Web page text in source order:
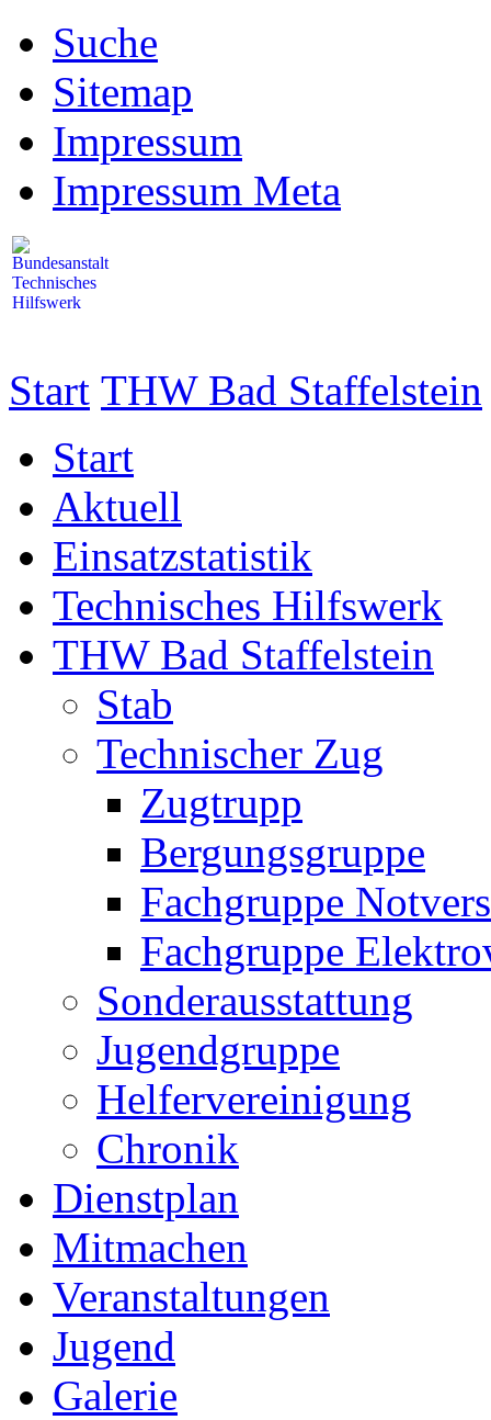
Suche
Sitemap
Impressum
Impressum Meta
Start THW Bad Staffelstein
Start
Aktuell
Einsatzstatistik
Technisches Hilfswerk
THW Bad Staffelstein
Stab
Technischer Zug
Zugtrupp
Bergungsgruppe
Fachgruppe
Fachgruppe
Sonderausstattung
Jugendgruppe
Helfervereinigung
Chronik
Dienstplan
Mitmachen
Veranstaltungen
Jugend
Galerie